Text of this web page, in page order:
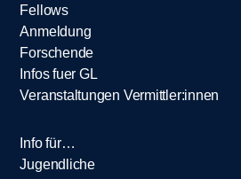
Fellows
Anmeldung
Forschende
Infos fuer GL
Veranstaltungen Vermittler:innen
Info für…
Jugendliche